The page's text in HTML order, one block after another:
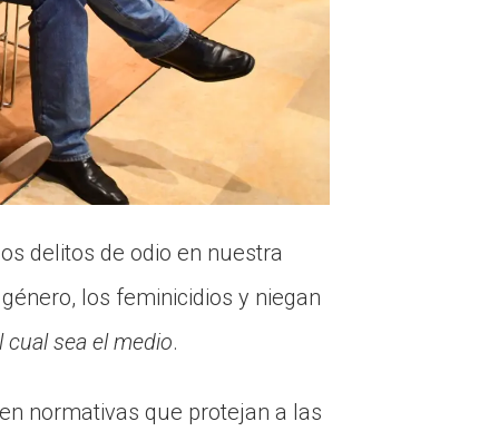
delitos de odio en nuestra
los feminicidios y niegan
sea el medio.
normativas que protejan a las